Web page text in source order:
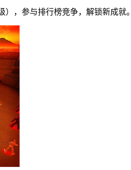
，参与排行榜竞争，解锁新成就。